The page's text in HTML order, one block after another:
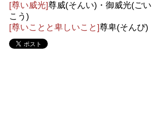
[尊い威光]尊威(そんい)・御威光(ごい
こう)
[尊いことと卑しいこと]尊卑(そんぴ)